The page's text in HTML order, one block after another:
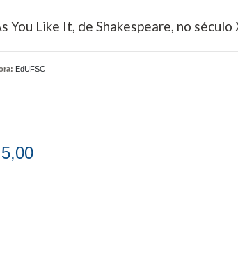
You Like It, de Shakespeare, no século
EdUFSC